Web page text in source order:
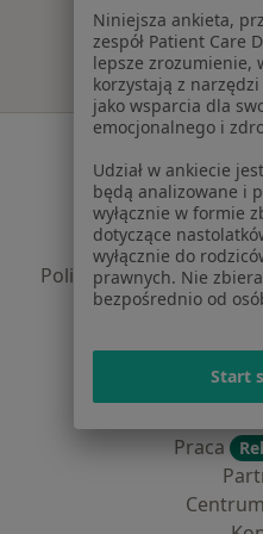
Polityka
Polityka
Polityka prywatności
dane
Praca
Niniejsza ankieta,
zespół Patient Care
lepsze zrozumienie,
korzystają z
jako wsparcia dla
emocjonalnego i
Udział w ankiecie
będą analizowane i
wyłącznie w formie
dotyczące
wyłącznie do
prawnych. Nie
bezpośrednio od
Start